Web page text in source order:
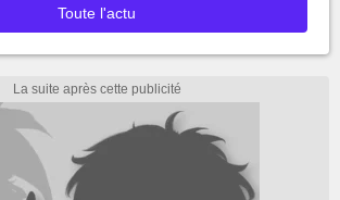
Toute l'actu